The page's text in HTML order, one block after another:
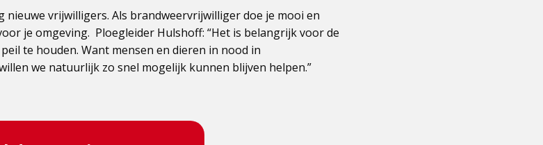
vrijwilligers. Als brandweervrijwilliger doe je mooi en
je omgeving. Ploegleider Hulshoff: “Het is belangrijk voor de
te houden. Want mensen en dieren in nood in
we natuurlijk zo snel mogelijk kunnen blijven helpen.”